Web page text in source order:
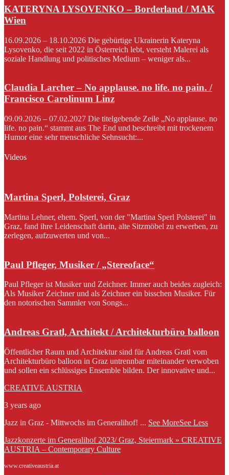
KATERYNA LYSOVENKO – Borderland / MAK
Wien
16.09.2026 – 18.10.2026 Die gebürtige Ukrainerin Kateryna
Lysovenko, die seit 2022 in Österreich lebt, versteht Malerei als
soziale Handlung und politisches Medium – weniger als...
Claudia Larcher – No applause. no life. no pain. /
Francisco Carolinum Linz
09.09.2026 – 07.02.2027 Die titelgebende Zeile „No applause. no
life. no pain.“ stammt aus The End und beschreibt mit trockenem
Humor eine sehr menschliche Sehnsucht:...
Videos
Martina Sperl, Polsterei, Graz
Martina Lehner, ehem. Sperl, von der "Martina Sperl Polsterei" in
Graz, fand ihre Leidenschaft darin, alte Sitzmöbel zu erwerben, zu
zerlegen, aufzuwerten und von...
Paul Pfleger, Musiker / „Stereoface“
Paul Pfleger ist Musiker und Zeichner. Immer auch beides zugleich:
Als Musiker Zeichner und als Zeichner ein bisschen Musiker. Für
den notorischen Sammler von Songs...
Andreas Gratl, Architekt / Architekturbüro balloon
Öffentlicher Raum und Architektur sind für Andreas Gratl vom
Architekturbüro balloon in Graz untrennbar miteinander verwoben
und sollen ein schlüssiges Ensemble bilden. Der innovative und...
CREATIVE AUSTRIA
3 years ago
Jazz in Graz - Mittwochs im Generalihof! ... See MoreSee Less
Jazzkonzerte im Generalihof 2023/ Graz, Steiermark » CREATIVE
AUSTRIA – Contemporary Culture
www.creativeaustria.at